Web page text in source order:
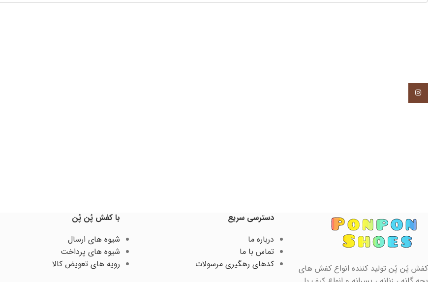
کفش پُن پُن تولید کننده انواع کفش های
دسترسی سریع
درباره ما
تماس با ما
کدهای رهگیری مرسولات
با کفش پُن پُن
شیوه های ارسال
شیوه های پرداخت
رویه های تعویض کالا